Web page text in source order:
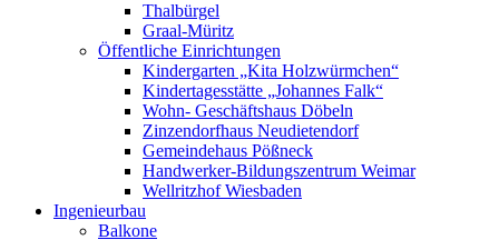
Thalbürgel
Graal-Müritz
Öffentliche Einrichtungen
Kindergarten „Kita Holzwürmchen“
Kindertagesstätte „Johannes Falk“
Wohn- Geschäftshaus Döbeln
Zinzendorfhaus Neudietendorf
Gemeindehaus Pößneck
Handwerker-Bildungszentrum Weimar
Wellritzhof Wiesbaden
Ingenieurbau
Balkone